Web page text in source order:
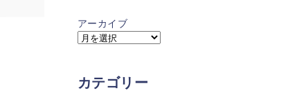
アーカイブ
カテゴリー